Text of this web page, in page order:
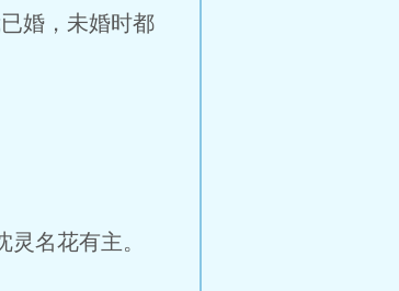
婚，未婚时都
名花有主。